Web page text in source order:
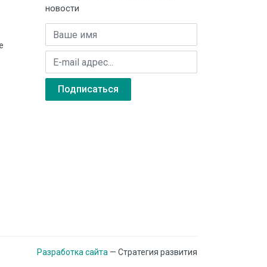
только в модификациях
новости
Имя
E-mail адрес
Подписаться
Разработка сайта — Стратегия развития